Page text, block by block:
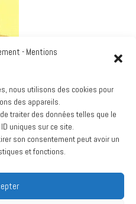
- Mentions
nous utilisons des cookies pour
des appareils.
traiter des données telles que le
uniques sur ce site.
son consentement peut avoir un
et fonctions.
Voir le calendrier complet